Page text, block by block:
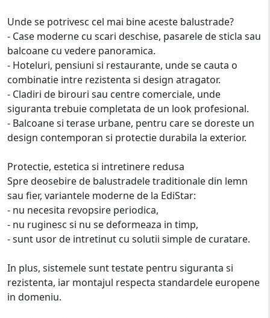
Unde se potrivesc cel mai bine aceste balustrade?
- Case moderne cu scari deschise, pasarele de sticla sau
balcoane cu vedere panoramica.
- Hoteluri, pensiuni si restaurante, unde se cauta o
combinatie intre rezistenta si design atragator.
- Cladiri de birouri sau centre comerciale, unde
siguranta trebuie completata de un look profesional.
- Balcoane si terase urbane, pentru care se doreste un
design contemporan si protectie durabila la exterior.
Protectie, estetica si intretinere redusa
Spre deosebire de balustradele traditionale din lemn
sau fier, variantele moderne de la EdiStar:
- nu necesita revopsire periodica,
- nu ruginesc si nu se deformeaza in timp,
- sunt usor de intretinut cu solutii simple de curatare.
In plus, sistemele sunt testate pentru siguranta si
rezistenta, iar montajul respecta standardele europene
in domeniu.